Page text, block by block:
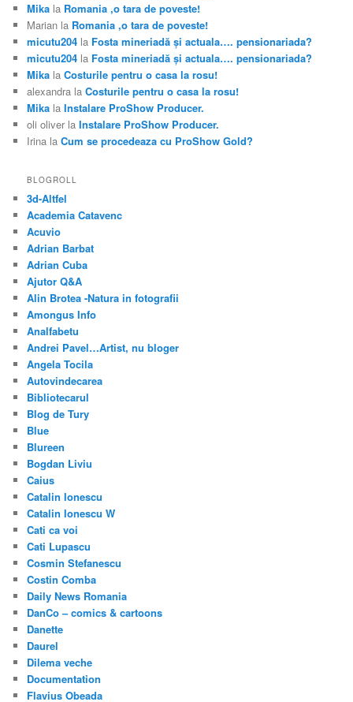
Mika la Romania ,o tara de poveste!
Marian la Romania ,o tara de poveste!
micutu204 la Fosta mineriadă şi actuala…. pensionariada?
micutu204 la Fosta mineriadă şi actuala…. pensionariada?
Mika laCosturile pentru o casa la rosu!
alexandra laCosturile pentru o casa la rosu!
Mika laInstalare ProShow Producer.
oli oliver laInstalare ProShow Producer.
Irina laCum se procedeaza cu ProShow Gold?
BLOGROLL
3d-Altfel
Academia Catavenc
Acuvio
Adrian Barbat
Adrian Cuba
Ajutor Q&A
Alin Brotea -Natura in fotografii
Amongus Info
Analfabetu
Andrei Pavel…Artist, nu bloger
Angela Tocila
Autovindecarea
Bibliotecarul
Blog de Tury
Blue
Blureen
Bogdan Liviu
Caius
Catalin Ionescu
Catalin Ionescu W
Cati ca voi
Cati Lupascu
Cosmin Stefanescu
Costin Comba
Daily News Romania
DanCo – comics & cartoons
Danette
Daurel
Dilema veche
Documentation
Flavius Obeada